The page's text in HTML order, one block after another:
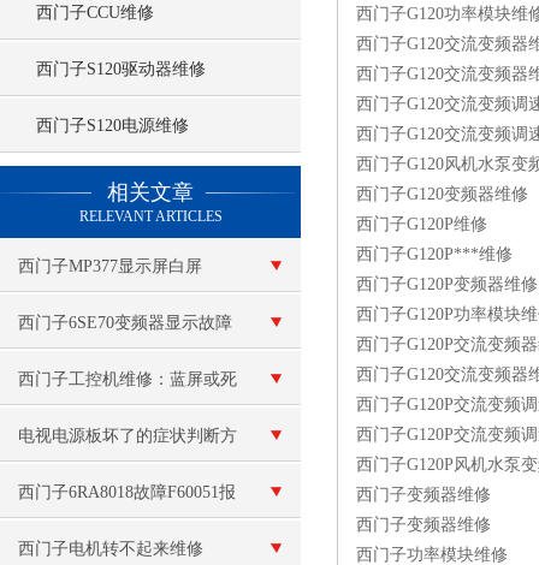
西门子CCU维修
西门子S120驱动器维修
西门子S120电源维修
相关文章
RELEVANT ARTICLES
西门子MP377显示屏白屏
西门子6SE70变频器显示故障
维修
西门子工控机维修：蓝屏或死
机
电视电源板坏了的症状判断方
法
西门子6RA8018故障F60051报
警维修
西门子电机转不起来维修
西门子G120功率模块维
西门子G120交流变频器
西门子G120交流变频器
西门子G120交流变频调
西门子G120交流变频调
西门子G120风机水泵变
西门子G120变频器维修
西门子G120P维修
西门子G120P***维修
西门子G120P变频器维修
西门子G120P功率模块
西门子G120P交流变频
西门子G120交流变频器
西门子G120P交流变频
西门子G120P交流变频
西门子G120P风机水泵
西门子变频器维修
西门子变频器维修
西门子功率模块维修